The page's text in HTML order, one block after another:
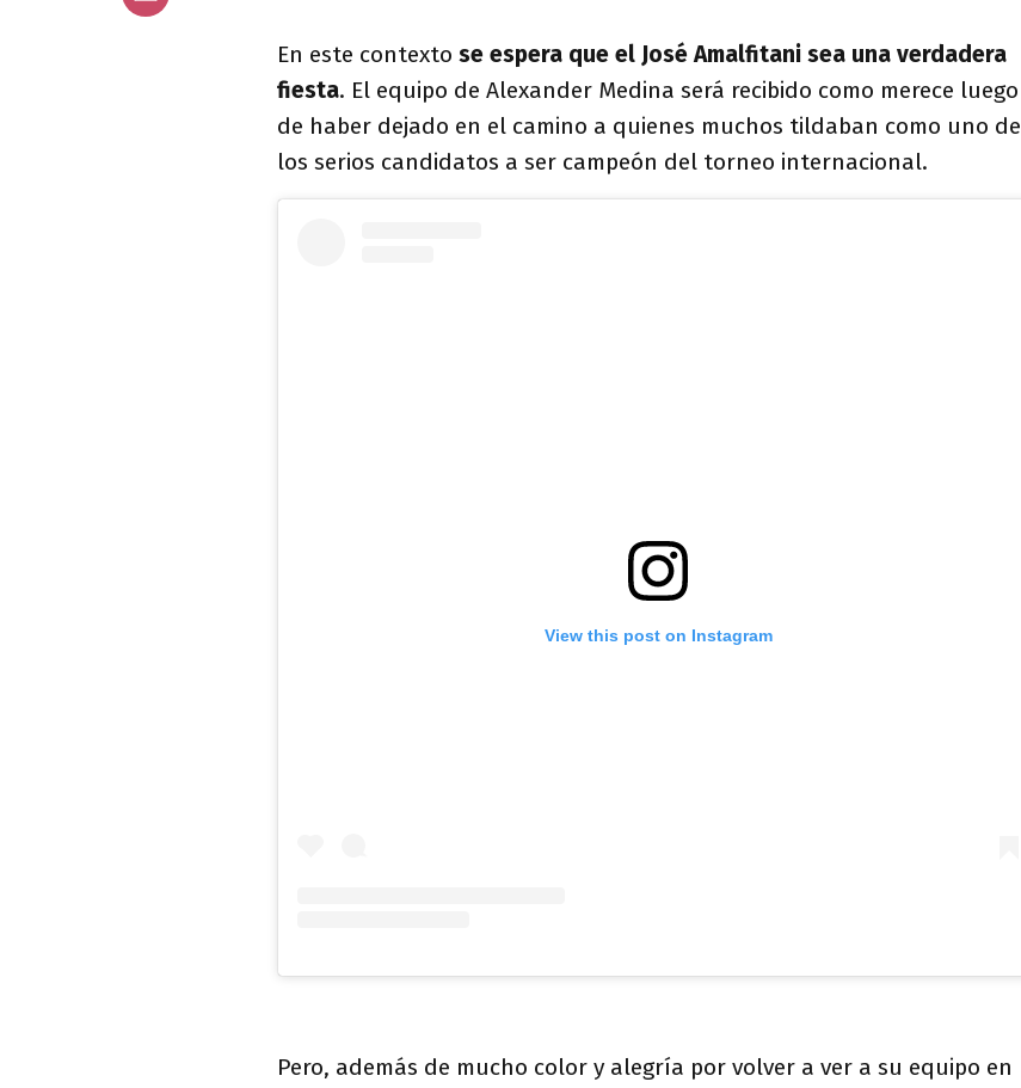
En este contexto se espera que el José Amalfitani sea una verdadera
fiesta. El equipo de Alexander Medina será recibido como merece luego
de haber dejado en el camino a quienes muchos tildaban como uno de
los serios candidatos a ser campeón del torneo internacional.
View this post on Instagram
Pero, además de mucho color y alegría por volver a ver a su equipo en